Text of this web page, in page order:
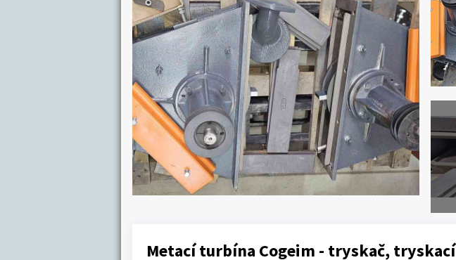
Metací turbína Cogeim - tryskač, tryskací